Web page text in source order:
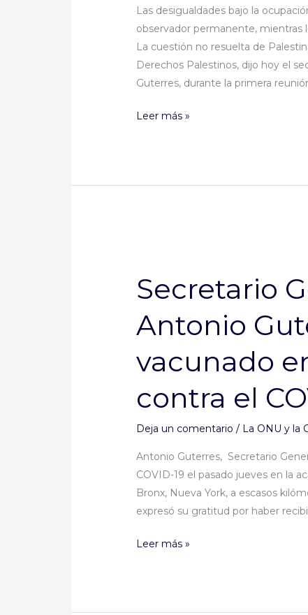
Las desigualdades bajo la
observador permanente,
La cuestión no resuelta de
Derechos Palestinos, dijo hoy el
Guterres, durante la primera
de
paz
con
Palestina
Leer más »
Secretario
Antonio
vacunado
contra el
Deja un comentario / La ONU y la
Antonio Guterres, Secretario
COVID-19 el pasado jueves en la
Bronx, Nueva York, a escasos
expresó su gratitud por haber
de
la
ONU,
Antonio
Guterres,
es
vacunado
en
Nueva
contra
el
COVID-
19
Leer más »